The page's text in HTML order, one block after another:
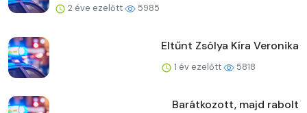
2 éve ezelőtt 5985
Eltűnt Zsólya Kíra Veronika
1 év ezelőtt 5818
Barátkozott, majd rabolt